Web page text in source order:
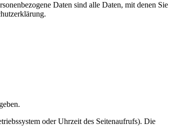
Daten sind alle Daten, mit denen Sie
oder Uhrzeit des Seitenaufrufs). Die